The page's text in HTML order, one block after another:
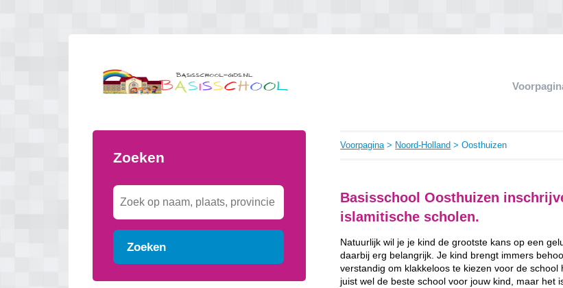
Zoeken
Zoeken
Voorpagina> Noord-Holland > Oosthuizen
Basisschool Oosthuizen
islamitische scholen.
Natuurlijk wil je je kind de grootste kans op een
daarbij erg belangrijk. Je kind brengt immers
verstandig om klakkeloos te kiezen voor de
juist wel de beste school voor jouw kind, maar